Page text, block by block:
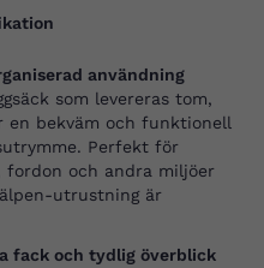
användning
som levereras tom,
en bekväm och funktionell
Perfekt för
fordon och andra miljöer
utrustning är
fack och tydlig överblick